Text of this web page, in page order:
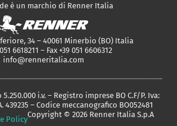
è un marchio di Renner Italia
34 – 40061 Minerbio (BO) Italia
6618211 – Fax +39 051 6606312
info@renneritalia.com
i.v. – Registro imprese BO C.F/P. Iva:
439235 – Codice meccanografico BO052481
Policy
Copyright © 2026 Renner Italia S.p.A